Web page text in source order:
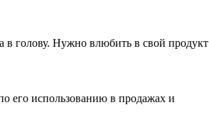
голову. Нужно влюбить в свой продукт
его использованию в продажах и